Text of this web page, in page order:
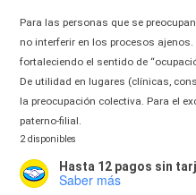
Para las personas que se
no interferir en los procesos
fortaleciendo el sentido de
De utilidad en lugares (clínicas,
la preocupación colectiva. Para el
paterno-filial.
2 disponibles
Hasta 12 pagos sin
Saber más